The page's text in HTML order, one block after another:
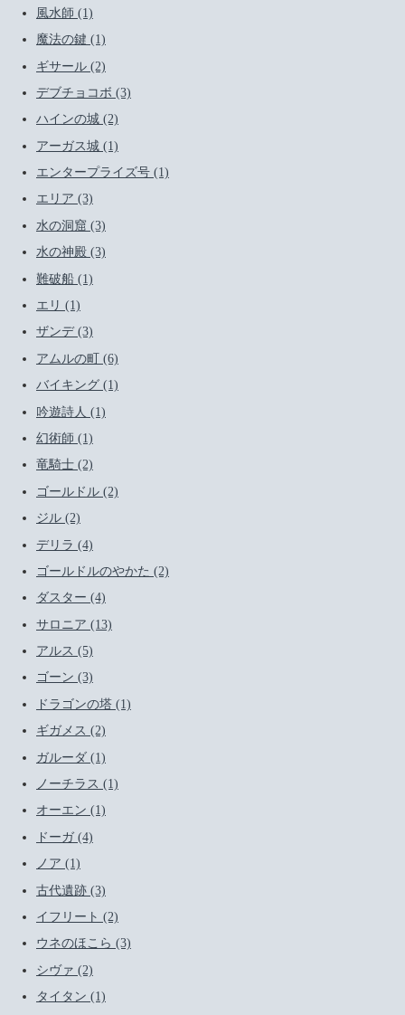
風水師 (1)
魔法の鍵 (1)
ギサール (2)
デブチョコボ (3)
ハインの城 (2)
アーガス城 (1)
エンタープライズ号 (1)
エリア (3)
水の洞窟 (3)
水の神殿 (3)
難破船 (1)
エリ (1)
ザンデ (3)
アムルの町 (6)
バイキング (1)
吟遊詩人 (1)
幻術師 (1)
竜騎士 (2)
ゴールドル (2)
ジル (2)
デリラ (4)
ゴールドルのやかた (2)
ダスター (4)
サロニア (13)
アルス (5)
ゴーン (3)
ドラゴンの塔 (1)
ギガメス (2)
ガルーダ (1)
ノーチラス (1)
オーエン (1)
ドーガ (4)
ノア (1)
古代遺跡 (3)
イフリート (2)
ウネのほこら (3)
シヴァ (2)
タイタン (1)